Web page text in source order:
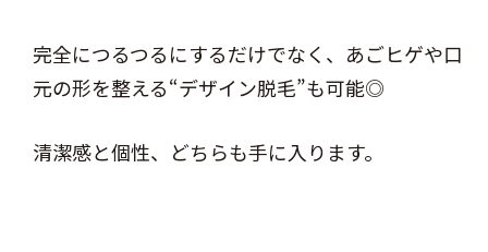
完全につるつるにするだけでなく、あごヒゲや口
元の形を整える“デザイン脱毛”も可能◎
清潔感と個性、どちらも手に入ります。